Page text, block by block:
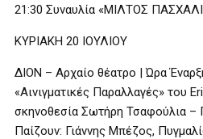
21:30 Συναυλία «ΜΙΛΤΟΣ
ΚΥΡΙΑΚΗ 20 ΙΟΥΛΙΟΥ
ΔΙΟΝ – Αρχαίο θέατρο | Ώρα
«Αινιγματικές Παραλλαγές» του
σκηνοθεσία Σωτήρη Τσαφούλια –
Παίζουν: Γιάννης Μπέζος,